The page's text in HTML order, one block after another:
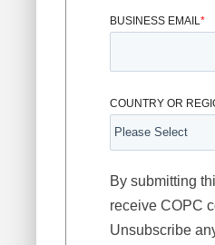
BUSINESS EMAIL*
COUNTRY OR
By submitting
receive COPC
Unsubscribe